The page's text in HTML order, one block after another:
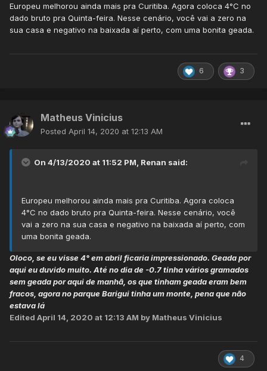
Europeu melhorou ainda mais pra Curitiba. Agora coloca 4°C no
dado bruto pra Quinta-feira. Nesse cenário, você vai a zero na
sua casa e negativo na baixada aí perto, com uma bonita geada.
6 3
Matheus Vinicius
Posted April 14, 2020 at 12:13 AM
On 4/13/2020 at 11:52 PM, Renan said:
Europeu melhorou ainda mais pra Curitiba. Agora coloca
4°C no dado bruto pra Quinta-feira. Nesse cenário, você
vai a zero na sua casa e negativo na baixada aí perto, com
uma bonita geada.
Oloco, se eu visse 4° em abril ficaria impressionado. Geada por
aqui eu duvido muito. Até no dia de -0.7 tinha vários gramados
sem geada por aqui de manhã, os que tinham geada eram bem
fracos, agora no parque Barigui tinha um monte, pena que não
estava lá
Edited April 14, 2020 at 12:13 AM by Matheus Vinicius
4